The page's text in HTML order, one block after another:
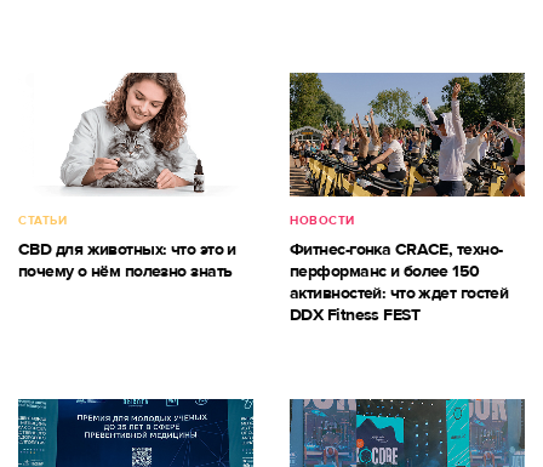
СТАТЬИ
CBD для животных: что это и
почему о нём полезно знать
НОВОСТИ
Фитнес-гонка CRACE, техно-
перформанс и более 150
активностей: что ждет гостей
DDX Fitness FEST